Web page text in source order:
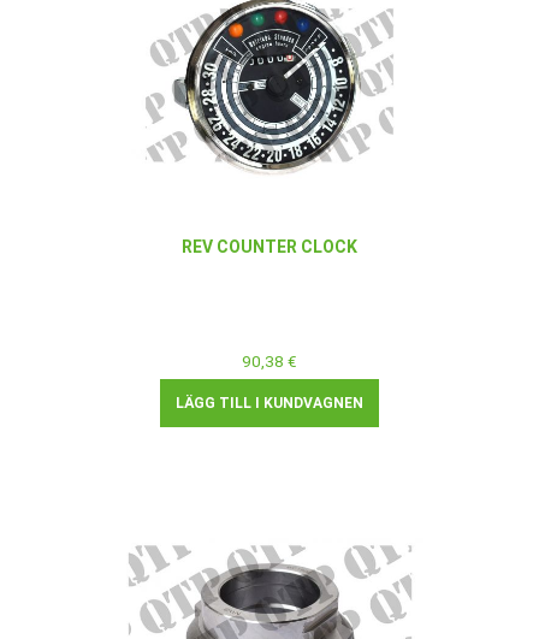
REV COUNTER CLOCK
90,38 €
LÄGG TILL I KUNDVAGNEN